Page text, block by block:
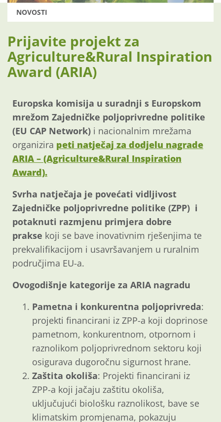
NOVOSTI
Prijavite projekt za
Agriculture&Rural Inspiration
Award (ARIA)
Europska komisija u suradnji s Europskom
mrežom Zajedničke poljoprivredne politike
(EU CAP Network) i nacionalnim mrežama
organizira peti natječaj za dodjelu nagrade
ARIA – (Agriculture&Rural Inspiration
Award).
Svrha natječaja je povećati vidljivost
Zajedničke poljoprivredne politike (ZPP) i
potaknuti razmjenu primjera dobre
prakse koji se bave inovativnim rješenjima te
prekvalifikacijom i usavršavanjem u ruralnim
područjima EU-a.
Ovogodišnje kategorije za ARIA nagradu
Pametna i konkurentna poljoprivreda:
projekti financirani iz ZPP-a koji doprinose
pametnom, konkurentnom, otpornom i
raznolikom poljoprivrednom sektoru koji
osigurava dugoročnu sigurnost hrane.
Zaštita okoliša: Projekti financirani iz
ZPP-a koji jačaju zaštitu okoliša,
uključujući biološku raznolikost, bave se
klimatskim promjenama, pokazuju